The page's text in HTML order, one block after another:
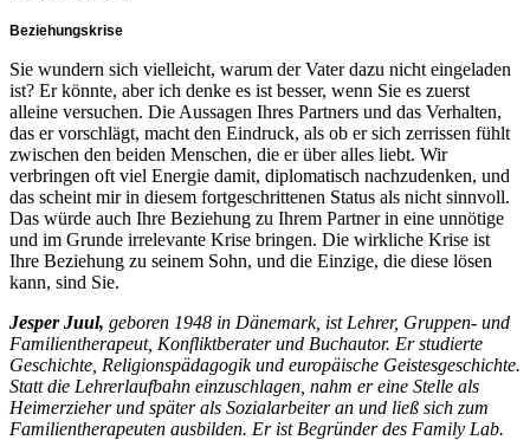
Beziehungskrise
Sie wundern sich vielleicht, warum der Vater dazu nicht eingeladen
ist? Er könnte, aber ich denke es ist besser, wenn Sie es zuerst
alleine versuchen. Die Aussagen Ihres Partners und das Verhalten,
das er vorschlägt, macht den Eindruck, als ob er sich zerrissen fühlt
zwischen den beiden Menschen, die er über alles liebt. Wir
verbringen oft viel Energie damit, diplomatisch nachzudenken, und
das scheint mir in diesem fortgeschrittenen Status als nicht sinnvoll.
Das würde auch Ihre Beziehung zu Ihrem Partner in eine unnötige
und im Grunde irrelevante Krise bringen. Die wirkliche Krise ist
Ihre Beziehung zu seinem Sohn, und die Einzige, die diese lösen
kann, sind Sie.
Jesper Juul, geboren 1948 in Dänemark, ist Lehrer, Gruppen- und
Familientherapeut, Konfliktberater und Buchautor. Er studierte
Geschichte, Religionspädagogik und europäische Geistesgeschichte.
Statt die Lehrerlaufbahn einzuschlagen, nahm er eine Stelle als
Heimerzieher und später als Sozialarbeiter an und ließ sich zum
Familientherapeuten ausbilden. Er ist Begründer des Family Lab.